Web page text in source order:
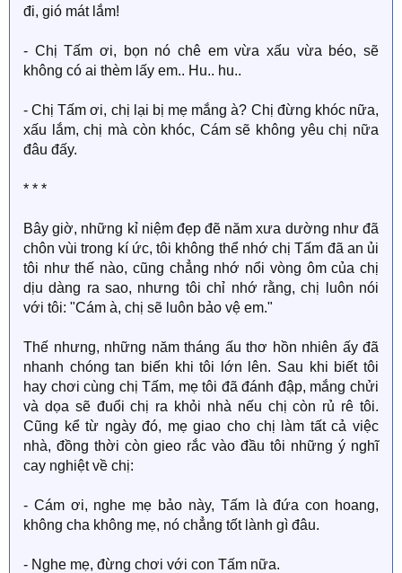
đi, gió mát lắm!
- Chị Tấm ơi, bọn nó chê em vừa xấu vừa béo, sẽ
không có ai thèm lấy em.. Hu.. hu..
- Chị Tấm ơi, chị lại bị mẹ mắng à? Chị đừng khóc nữa,
xấu lắm, chị mà còn khóc, Cám sẽ không yêu chị nữa
đâu đấy.
* * *
Bây giờ, những kỉ niệm đẹp đẽ năm xưa dường như đã
chôn vùi trong kí ức, tôi không thể nhớ chị Tấm đã an ủi
tôi như thế nào, cũng chẳng nhớ nổi vòng ôm của chị
dịu dàng ra sao, nhưng tôi chỉ nhớ rằng, chị luôn nói
với tôi: "Cám à, chị sẽ luôn bảo vệ em."
Thế nhưng, những năm tháng ấu thơ hồn nhiên ấy đã
nhanh chóng tan biến khi tôi lớn lên. Sau khi biết tôi
hay chơi cùng chị Tấm, mẹ tôi đã đánh đập, mắng chửi
và dọa sẽ đuổi chị ra khỏi nhà nếu chị còn rủ rê tôi.
Cũng kể từ ngày đó, mẹ giao cho chị làm tất cả việc
nhà, đồng thời còn gieo rắc vào đầu tôi những ý nghĩ
cay nghiệt về chị:
- Cám ơi, nghe mẹ bảo này, Tấm là đứa con hoang,
không cha không mẹ, nó chẳng tốt lành gì đâu.
- Nghe mẹ, đừng chơi với con Tấm nữa.